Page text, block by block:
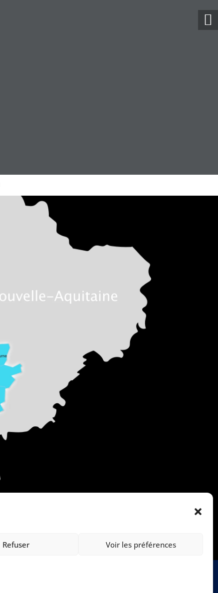
Refuser Voir les préférences